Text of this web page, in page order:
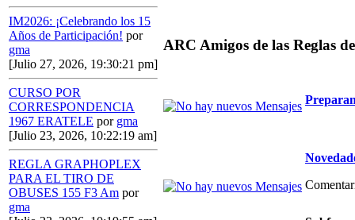
IM2026: ¡Celebrando los 15
Años de Participación! por
gma
[Julio 27, 2026, 19:30:21 pm]
CURSO POR
CORRESPONDENCIA
1967 ERATELE por gma
[Julio 23, 2026, 10:22:19 am]
REGLA GRAPHOPLEX
PARA EL TIRO DE
OBUSES 155 F3 Am por
gma
ARC Amigos de las Reglas